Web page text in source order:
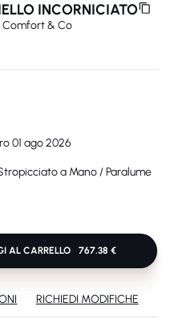
INCORNICIATO
Comfort & Co
01 ago 2026
a Mano / Paralume
AL CARRELLO 767.38 €
RICHIEDI MODIFICHE